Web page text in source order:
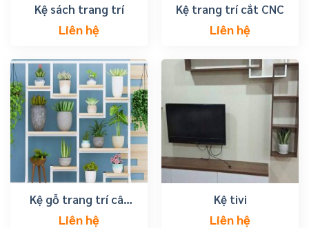
Kệ sách trang trí
Liên hệ
Kệ trang trí cắt CNC
Liên hệ
Kệ gỗ trang trí cây
cảnh đẹp
Liên hệ
Kệ tivi
Liên hệ